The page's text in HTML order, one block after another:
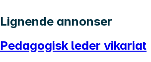
Lignende annonser
Pedagogisk leder vikariat